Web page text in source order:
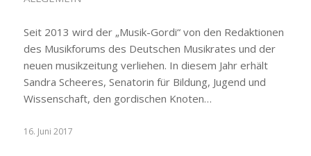
Seit 2013 wird der „Musik-Gordi“ von den Redaktionen
des Musikforums des Deutschen Musikrates und der
neuen musikzeitung verliehen. In diesem Jahr erhält
Sandra Scheeres, Senatorin für Bildung, Jugend und
Wissenschaft, den gordischen Knoten…
16. Juni 2017